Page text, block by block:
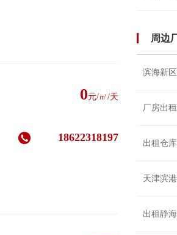
0元/㎡/天
18622318197
周边
滨海新区汉
厂房出租
出租仓
天津滨港
出租静